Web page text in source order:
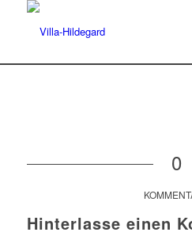
0
Hinterlasse einen